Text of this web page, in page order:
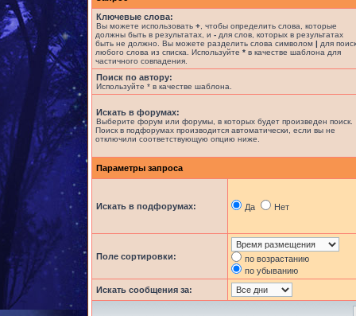
Ключевые слова:
Вы можете использовать + , чтобы определить слова, которые
должны быть в результатах, и - для слов, которых в результатах
быть не должно. Вы можете разделить слова символом | для
любого слова из списка. Используйте * в качестве шаблона для
частичного совпадения.
Поиск по автору:
Используйте * в качестве шаблона.
Искать в форумах:
Выберите форум или форумы, в которых будет произведен поиск.
Поиск в подфорумах производится автоматически, если вы не
отключили соответствующую опцию ниже.
Параметры запроса
Искать в подфорумах: Да Нет
Поле сортировки:
по возрастанию
по убыванию
Искать сообщения за: